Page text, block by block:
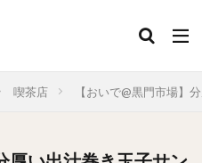
喫茶店 【おいで@黒門市場】